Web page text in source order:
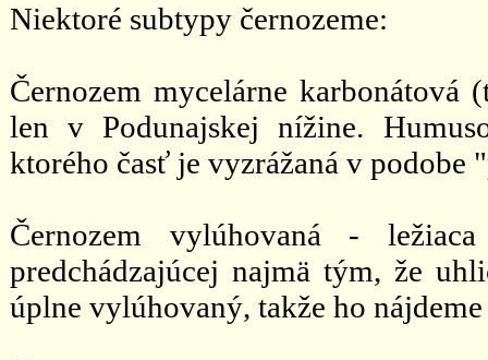
Niektoré subtypy černozeme:
Černozem mycelárne karbonátová
len v Podunajskej nížine.
ktorého časť je vyzrážaná v podobe
Černozem vylúhovaná -
predchádzajúcej najmä tým, že
úplne vylúhovaný, takže ho nájdeme